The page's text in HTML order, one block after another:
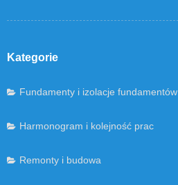
Kategorie
Fundamenty i izolacje fundamentów
Harmonogram i kolejność prac
Remonty i budowa